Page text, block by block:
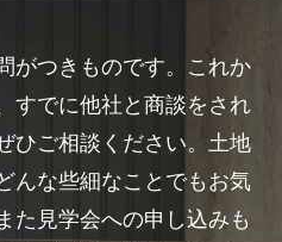
がつきものです。これか
すでに他社と商談をされ
ひご相談ください。土地
んな些細なことでもお気
た見学会への申し込みも